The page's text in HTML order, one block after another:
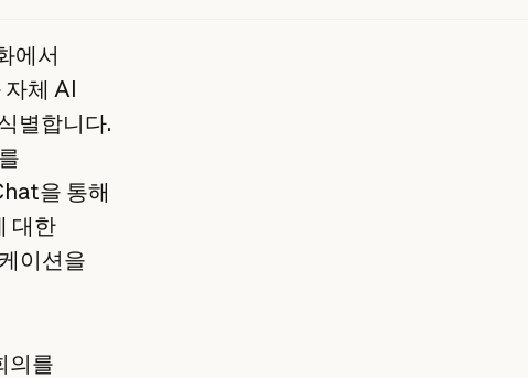
에서
체 AI
별합니다.
을 통해
대한
이션을
의를